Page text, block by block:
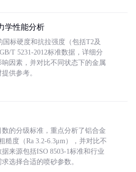
学性能分析
标硬度和抗拉强度（包括T2及
T 5231-2012标准数据，详细分
因素，并对比不同状态下的金属
供参考。
的分级标准，重点分析了铝合金
糙度（Ra 3.2-6.3μm），并对比不
来源包括ISO 8503-1标准和行业
选择合适的喷砂参数。